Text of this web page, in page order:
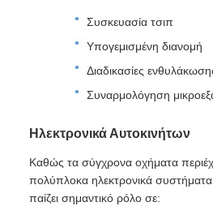
Συσκευασία τσιπ
Υπογεμισμένη διανομή
Διαδικασίες
Συναρμολόγηση
Ηλεκτρονικά Αυτοκινήτων
Καθώς τα σύγχρονα οχήματα
πολύπλοκα ηλεκτρονικά
παίζει σημαντικό ρόλο σε: